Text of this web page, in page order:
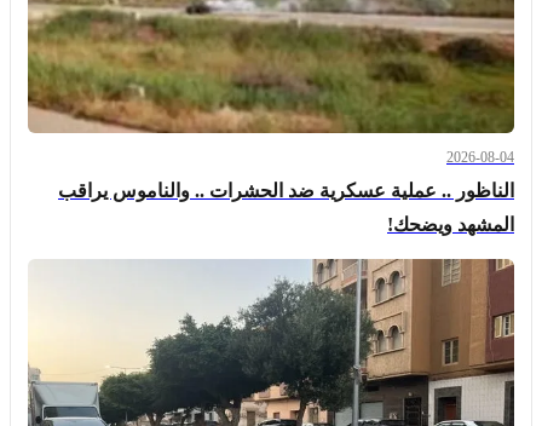
2026-08-04
الناظور .. عملية عسكرية ضد الحشرات .. والناموس يراقب
المشهد ويضحك!